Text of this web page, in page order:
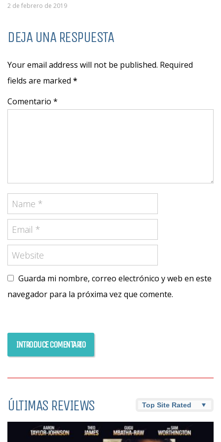
2 de febrero de 2019
DEJA UNA RESPUESTA
Your email address will not be published. Required
fields are marked *
Comentario *
Guarda mi nombre, correo electrónico y web en este
navegador para la próxima vez que comente.
ÚLTIMAS REVIEWS